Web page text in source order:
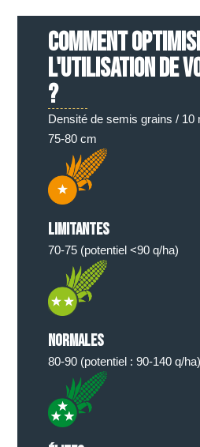
COMMENT
L'UTILISATION DE
?
Densité de semis grains / 10
75-80 cm
Limitantes
70-75 (potentiel <90 q/ha)
Normales
80-90 (potentiel : 90-140 q/ha)